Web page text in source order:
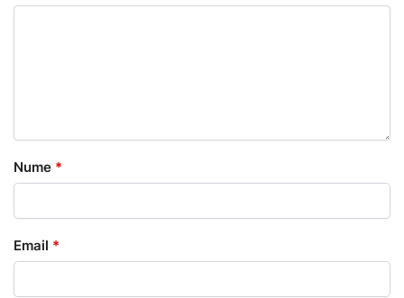
Nume *
Email *